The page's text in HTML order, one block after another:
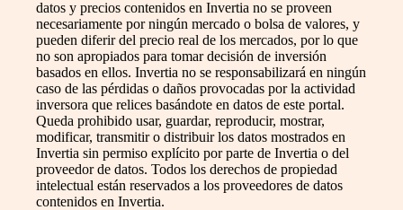
datos y precios contenidos en Invertia no se proveen
necesariamente por ningún mercado o bolsa de valores, y
pueden diferir del precio real de los mercados, por lo que
no son apropiados para tomar decisión de inversión
basados en ellos. Invertia no se responsabilizará en ningún
caso de las pérdidas o daños provocadas por la actividad
inversora que relices basándote en datos de este portal.
Queda prohibido usar, guardar, reproducir, mostrar,
modificar, transmitir o distribuir los datos mostrados en
Invertia sin permiso explícito por parte de Invertia o del
proveedor de datos. Todos los derechos de propiedad
intelectual están reservados a los proveedores de datos
contenidos en Invertia.